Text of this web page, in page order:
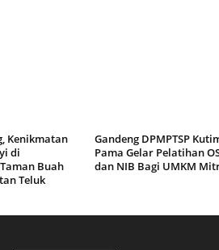
Kenikmatan
di
Buah
Teluk
Gandeng DPMPTSP
Pama Gelar Pelatihan
dan NIB Bagi UMKM